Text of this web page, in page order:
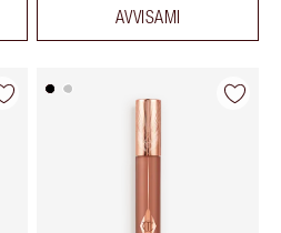
AVVISAMI